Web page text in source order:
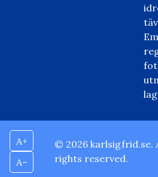
A+
A–
© 2026 karlsigfrid.se.
rights reserved.